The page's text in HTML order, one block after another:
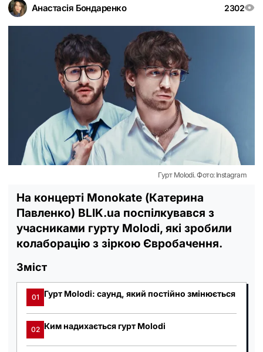
Анастасія Бондаренко 2302
Гурт Molodi. Фото: Instagram
На концерті Monokate (Катерина
Павленко) BLIK.ua поспілкувався з
учасниками гурту Molodi, які зробили
колаборацію з зіркою Євробачення.
Зміст
01 Гурт Molodi: саунд, який постійно змінюється
02 Ким надихається гурт Molodi